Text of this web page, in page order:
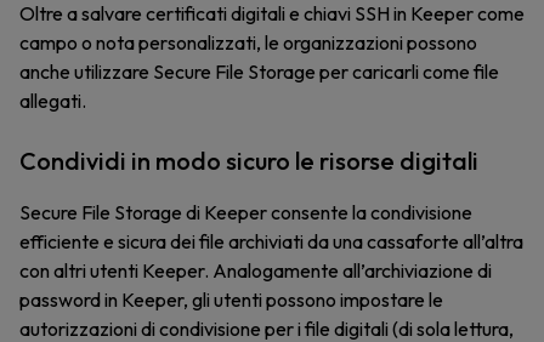
Oltre a salvare certificati digitali e chiavi SSH in Keeper come
campo o nota personalizzati, le organizzazioni possono
anche utilizzare Secure File Storage per caricarli come file
allegati.
Condividi in modo sicuro le risorse digitali
Secure File Storage di Keeper consente la condivisione
efficiente e sicura dei file archiviati da una cassaforte all’altra
con altri utenti Keeper. Analogamente all’archiviazione di
password in Keeper, gli utenti possono impostare le
autorizzazioni di condivisione per i file digitali (di sola lettura,